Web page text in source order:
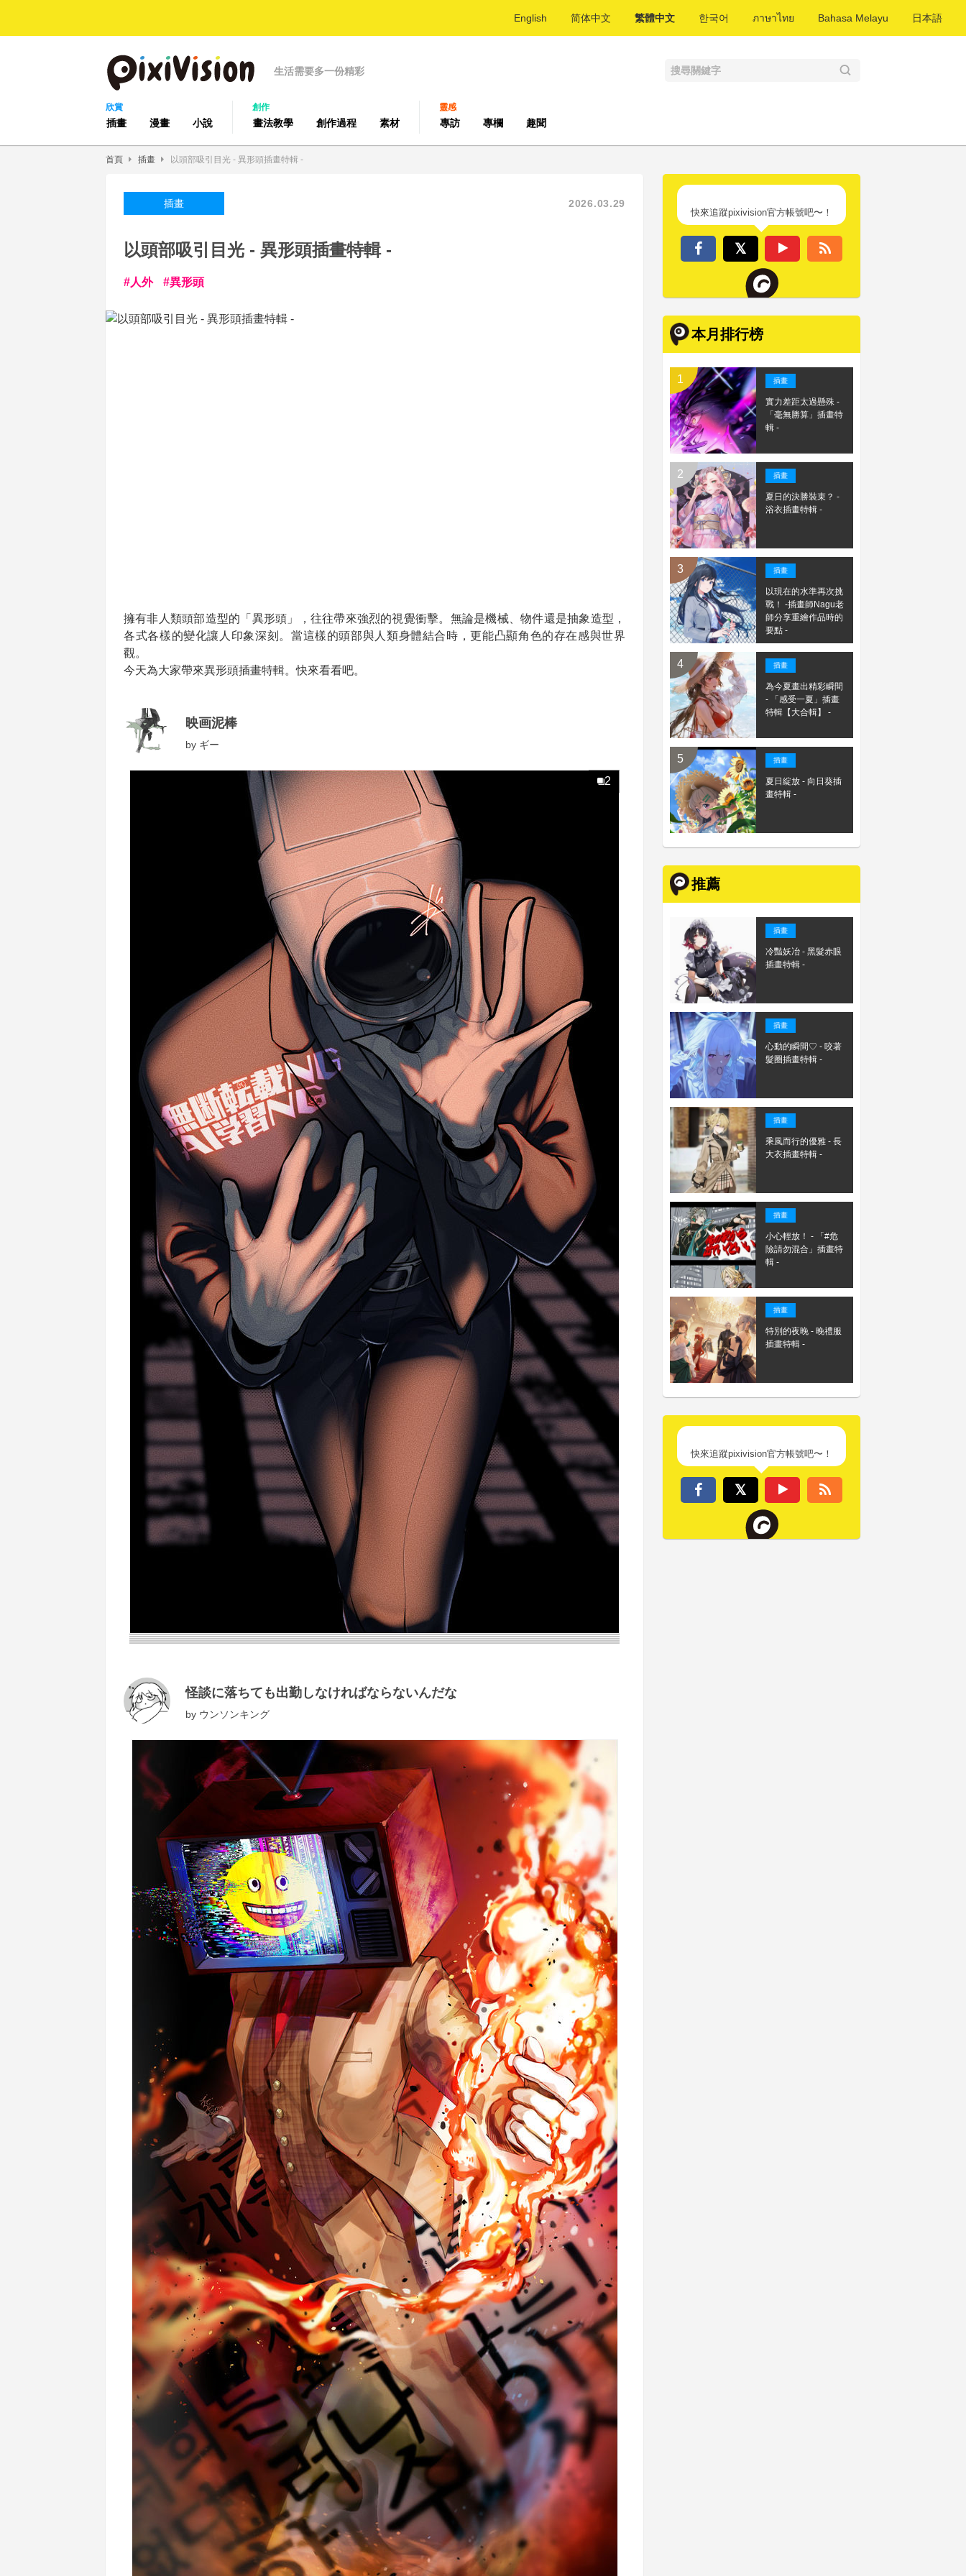
English 简体中文 繁體中文 한국어 ภาษาไทย Bahasa Melayu 日本語
生活需要多一份精彩
欣賞
插畫 漫畫 小說
創作
畫法教學 創作過程 素材
靈感
專訪 專欄 趣聞
首頁 插畫 以頭部吸引目光 - 異形頭插畫特輯 -
插畫 2026.03.29
以頭部吸引目光 - 異形頭插畫特輯 -
人外 異形頭
擁有非人類頭部造型的「異形頭」，往往帶來強烈的視覺衝擊。無論是機械、物件還是抽象造型，
各式各樣的變化讓人印象深刻。當這樣的頭部與人類身體結合時，更能凸顯角色的存在感與世界
觀。
今天為大家帶來異形頭插畫特輯。快來看看吧。
映画泥棒
by ギー
2
怪談に落ちても出勤しなければならないんだな
by ウンソンキング
快來追蹤pixivision官方帳號吧〜！
本月排行榜
插畫
實力差距太過懸殊 -
「毫無勝算」插畫特
輯 -
插畫
夏日的決勝裝束？ -
浴衣插畫特輯 -
插畫
以現在的水準再次挑
戰！ -插畫師Nagu老
師分享重繪作品時的
要點 -
插畫
為今夏畫出精彩瞬間
- 「感受一夏」插畫
特輯【大合輯】 -
插畫
夏日綻放 - 向日葵插
畫特輯 -
推薦
插畫
冷豔妖冶 - 黑髮赤眼
插畫特輯 -
插畫
心動的瞬間♡ - 咬著
髮圈插畫特輯 -
插畫
乘風而行的優雅 - 長
大衣插畫特輯 -
插畫
小心輕放！ - 「#危
險請勿混合」插畫特
輯 -
插畫
特別的夜晚 - 晚禮服
插畫特輯 -
快來追蹤pixivision官方帳號吧〜！